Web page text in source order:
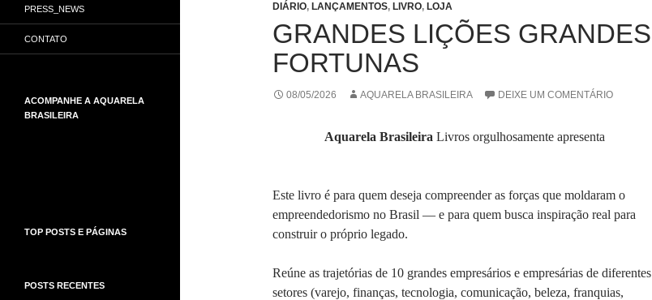
DIÁRIO, LANÇAMENTOS, LIVRO, LOJA
GRANDES LIÇÕES GRANDES
FORTUNAS
08/05/2026 AQUARELA BRASILEIRA DEIXE UM COMENTÁRIO
Aquarela Brasileira Livros orgulhosamente apresenta
Este livro é para quem deseja compreender as forças que moldaram o
empreendedorismo no Brasil — e para quem busca inspiração real para
construir o próprio legado.
Reúne as trajetórias de 10 grandes empresários e empresárias de diferentes
setores (varejo, finanças, tecnologia, comunicação, beleza, franquias,
PRESS_NEWS
CONTATO
ACOMPANHE A AQUARELA
BRASILEIRA
TOP POSTS E PÁGINAS
POSTS RECENTES